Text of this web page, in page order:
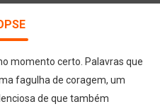
momento certo. Palavras que
fagulha de coragem, um
de que também